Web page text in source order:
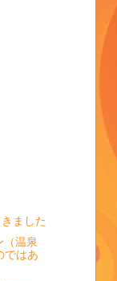
ました
（温泉
ではあ